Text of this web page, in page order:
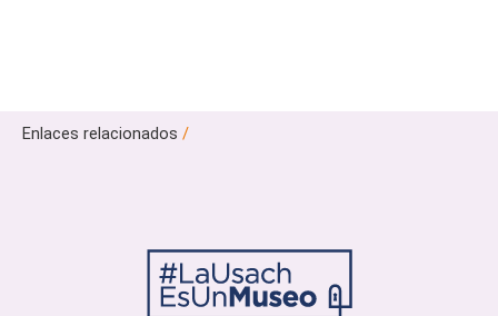
Enlaces relacionados /